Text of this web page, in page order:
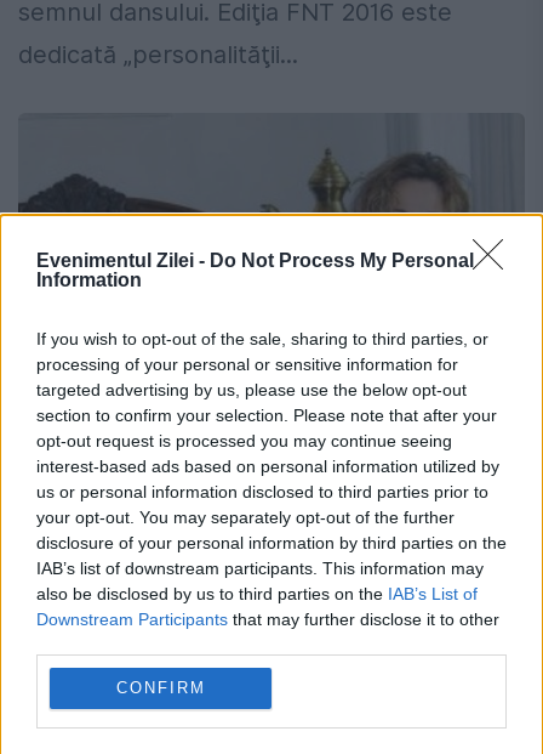
Evenimentul Zilei - Do Not Process My Personal
Information
If you wish to opt-out of the sale, sharing to third parties, or
processing of your personal or sensitive information for
targeted advertising by us, please use the below opt-out
section to confirm your selection. Please note that after your
opt-out request is processed you may continue seeing
interest-based ads based on personal information utilized by
us or personal information disclosed to third parties prior to
your opt-out. You may separately opt-out of the further
disclosure of your personal information by third parties on the
IAB’s list of downstream participants. This information may
also be disclosed by us to third parties on the IAB’s List of
Downstream Participants that may further disclose it to other
CONFIRM
semnul dansului. Ediţia FNT 2016 este
dedicată „personalităţii...
Selecția oficială a spectacolelor din
Festivalul Național de Teatru 2016 va fi
cunoscută luni
2 IULIE 2016
Criticul Marina Constantinescu, directorul
artistic și selecționerul Festivalului National
de Teatru, va anunța selecția oficială a celei